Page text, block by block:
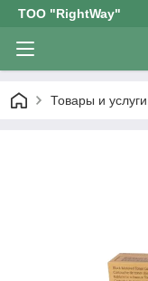
ТОО "RightWay"
Товары и услуги